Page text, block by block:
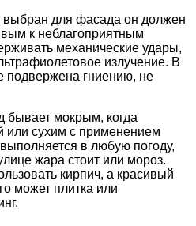
для фасада он должен
к неблагоприятным
механические удары,
излучение. В
подвержена гниению, не
бывает мокрым, когда
или сухим с применением
в любую погоду,
жара стоит или мороз.
кирпич, а красивый
может плитка или